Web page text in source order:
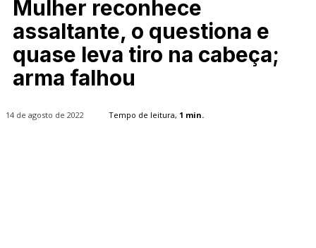
Mulher reconhece
assaltante, o questiona e
quase leva tiro na cabeça;
arma falhou
14 de agosto de 2022 Tempo de leitura, 1 min.